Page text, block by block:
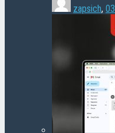
zapsich,